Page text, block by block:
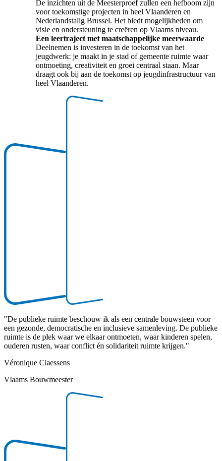
De inzichten uit de Meesterproef zullen een hefboom zijn
voor toekomstige projecten in heel Vlaanderen en
Nederlandstalig Brussel. Het biedt mogelijkheden om
visie en ondersteuning te creëren op Vlaams niveau.
Een leertraject met maatschappelijke meerwaarde
Deelnemen is investeren in de toekomst van het
jeugdwerk: je maakt in je stad of gemeente ruimte waar
ontmoeting, creativiteit en groei centraal staan. Maar
draagt ook bij aan de toekomst op jeugdinfrastructuur van
heel Vlaanderen.
"De publieke ruimte beschouw ik als een centrale bouwsteen voor
een gezonde, democratische en inclusieve samenleving. De publieke
ruimte is de plek waar we elkaar ontmoeten, waar kinderen spelen,
ouderen rusten, waar conflict én solidariteit ruimte krijgen."
Véronique Claessens
Vlaams Bouwmeester